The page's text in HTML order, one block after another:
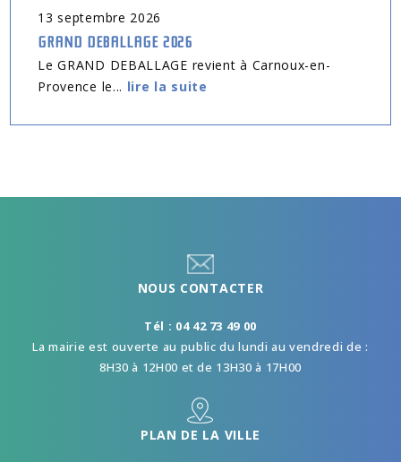
13 septembre 2026
GRAND DEBALLAGE 2026
Le GRAND DEBALLAGE revient à Carnoux-en-
Provence le... lire la suite
NOUS CONTACTER
Tél : 04 42 73 49 00
La mairie est ouverte au public du lundi au vendredi de :
8H30 à 12H00 et de 13H30 à 17H00
PLAN DE LA VILLE